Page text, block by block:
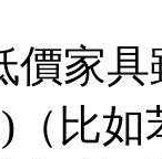
家具雖
比如苯